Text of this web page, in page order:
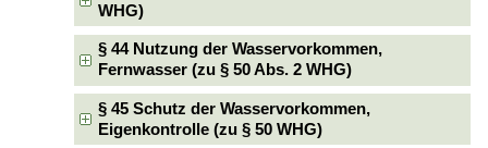
WHG)
§ 44 Nutzung der Wasservorkommen,
Fernwasser (zu § 50 Abs. 2 WHG)
§ 45 Schutz der Wasservorkommen,
Eigenkontrolle (zu § 50 WHG)